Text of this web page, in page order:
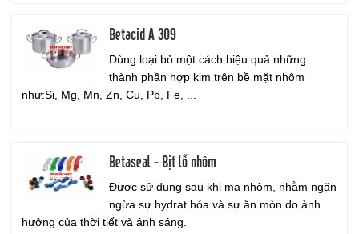
Betacid A 309
Dùng loại bỏ một cách hiệu quả những
thành phần hợp kim trên bề mặt nhôm
như:Si, Mg, Mn, Zn, Cu, Pb, Fe, ...
Betaseal - Bịt lỗ nhôm
Được sử dụng sau khi mạ nhôm, nhằm ngăn
ngừa sự hydrat hóa và sự ăn mòn do ảnh
hưởng của thời tiết và ánh sáng.